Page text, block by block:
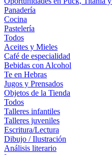
Panadería
Cocina
Pastelería
Todos
Aceites y Mieles
Café de especialidad
Bebidas con Alcohol
Te en Hebras
Jugos y Prensados
Objetos de la Tienda
Todos
Talleres infantiles
Talleres juveniles
Escritura/Lectura
Dibujo / Ilustración
Análisis literario